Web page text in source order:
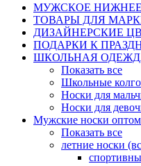
МУЖСКОЕ НИЖНЕЕ
ТОВАРЫ ДЛЯ
ДИЗАЙНЕРСКИЕ
ПОДАРКИ К
ШКОЛЬНАЯ
Показать все
Школьные
Носки для
Носки для
Мужские носки
Показать все
летние носки